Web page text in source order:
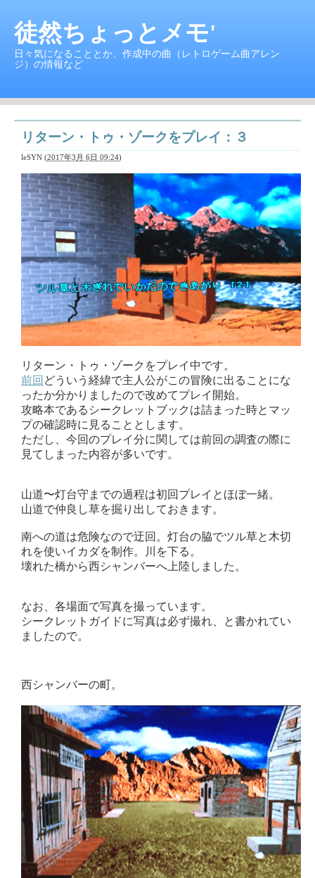
徒然ちょっとメモ'
日々気になることとか、作成中の曲（レトロゲーム曲アレン
ジ）の情報など
リターン・トゥ・ゾークをプレイ：３
leSYN (2017年3月 6日 09:24)
リターン・トゥ・ゾークをプレイ中です。
前回 どういう経緯で主人公がこの冒険に出ることにな
ったか分かりましたので改めてプレイ開始。
攻略本であるシークレットブックは詰まった時とマッ
プの確認時に見ることとします。
ただし、今回のプレイ分に関しては前回の調査の際に
見てしまった内容が多いです。
山道〜灯台守までの過程は初回プレイとほぼ一緒。
山道で仲良し草を掘り出しておきます。
南への道は危険なので迂回。灯台の脇でツル草と木切
れを使いイカダを制作。川を下る。
壊れた橋から西シャンバーへ上陸しました。
なお、各場面で写真を撮っています。
シークレットガイドに写真は必ず撮れ、と書かれてい
ましたので。
西シャンバーの町。